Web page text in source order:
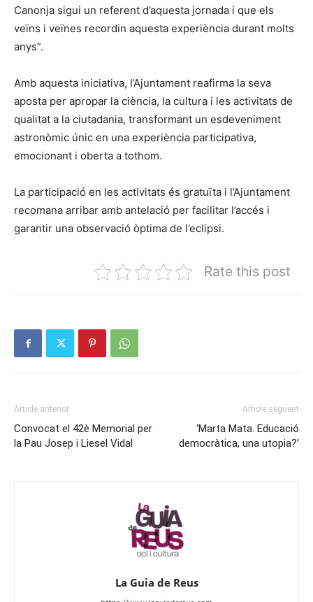
Canonja sigui un referent d’aquesta jornada i que els
veïns i veïnes recordin aquesta experiència durant molts
anys”.
Amb aquesta iniciativa, l’Ajuntament reafirma la seva
aposta per apropar la ciència, la cultura i les activitats de
qualitat a la ciutadania, transformant un esdeveniment
astronòmic únic en una experiència participativa,
emocionant i oberta a tothom.
La participació en les activitats és gratuïta i l’Ajuntament
recomana arribar amb antelació per facilitar l’accés i
garantir una observació òptima de l’eclipsi.
Rate this post
Article anterior
Convocat el 42è Memorial per
la Pau Josep i Liesel Vidal
Article següent
‘Marta Mata. Educació
democràtica, una utopia?’
La Guia de Reus